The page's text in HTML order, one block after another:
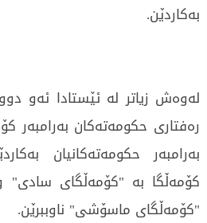
بەکاردێن.
لەوەش زیاتر لە ئێستادا ئەو
رەفتاری حکومەتەکان بەرامبەر
بەرامبەر حکومەتەکانیان
کۆمەڵگا بە "کۆمەڵگای
"کۆمەڵگای ماسۆشی" ناوببرێن.